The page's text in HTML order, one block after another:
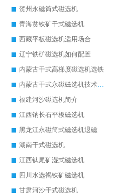
贺州永磁筒式磁选机
青海贫铁矿干式磁选机
西藏平板磁选机适用场合
辽宁铁矿磁选机如何配置
内蒙古干式高梯度磁选机选铁
内蒙古干式永磁磁选机技术要求
福建河沙磁选机简介
江西钠长石平板磁选机
黑龙江永磁筒式磁选机退磁
湖南干式磁选机
江西钛尾矿湿式磁选机
四川水选褐铁矿磁选机
甘肃河沙干式磁选机